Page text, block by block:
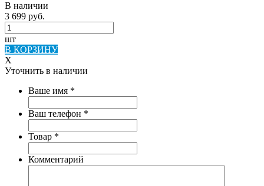
В наличии
3 699 руб.
шт
В КОРЗИНУ
X
Уточнить в наличии
Ваше имя *
Ваш телефон *
Товар *
Комментарий